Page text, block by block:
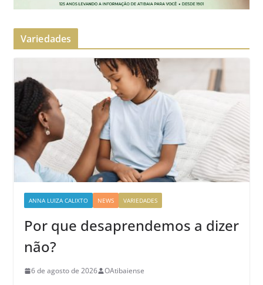
Variedades
ANNA LUIZA CALIXTO NEWS VARIEDADES
Por que desaprendemos a dizer
não?
6 de agosto de 2026 OAtibaiense